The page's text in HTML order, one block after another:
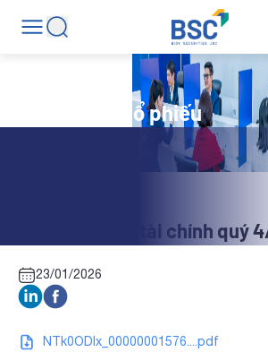
Tin tức mã cổ phiếu
SSM: Báo cáo tài chính quý
23/01/2026
NTk0ODIx_00000001576....pdf